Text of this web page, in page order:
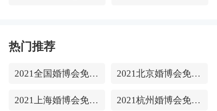
热门推荐
2021全国婚博会免费门票 2021北京婚博会免费门票
2021上海婚博会免费门票 2021杭州婚博会免费门票